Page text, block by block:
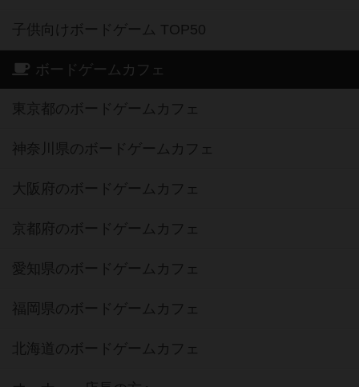
子供向けボードゲーム TOP50
ボードゲームカフェ
東京都のボードゲームカフェ
神奈川県のボードゲームカフェ
大阪府のボードゲームカフェ
京都府のボードゲームカフェ
愛知県のボードゲームカフェ
福岡県のボードゲームカフェ
北海道のボードゲームカフェ